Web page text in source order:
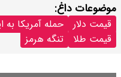
موضوعات داغ:
قیمت دلار حمله آمریکا به
قیمت طلا
تنگه هرمز